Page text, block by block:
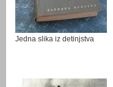
Jedna slika iz detinjstva